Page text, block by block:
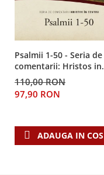
Psalmii 1-50 - Seria de
comentarii: Hristos in
centru
110,00 RON
97,90 RON
ADAUGA IN COS